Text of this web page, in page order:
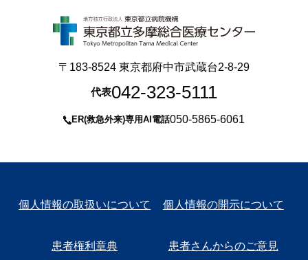
〒183-8524 東京都府中市武蔵台2-8-29
代表042-323-5111
ER(救急外来)専用AI電話050-5865-6061
個人情報の取扱いについて 個人情報の開示について
患者権利章典 患者さんからのご意見